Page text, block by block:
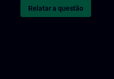
Relatar a questão